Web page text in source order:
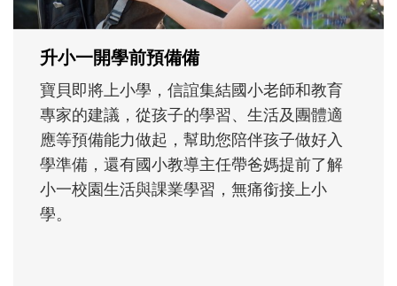
正嘗試用不同的模樣，參與孩子每個重要的